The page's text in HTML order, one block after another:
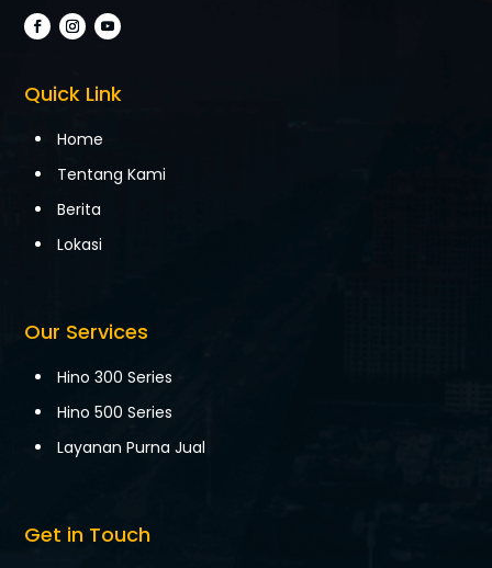
Quick Link
Home
Tentang Kami
Berita
Lokasi
Our Services
Hino 300 Series
Hino 500 Series
Layanan Purna Jual
Get in Touch